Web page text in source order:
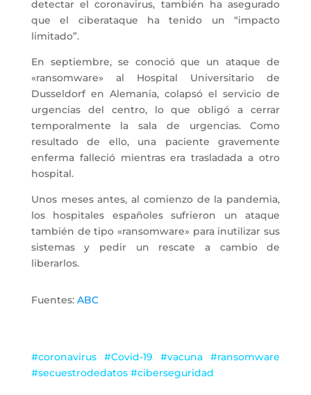
detectar el coronavirus, también ha asegurado
que el ciberataque ha tenido un “impacto
limitado”.
En septiembre, se conoció que un ataque de
«ransomware» al Hospital Universitario de
Dusseldorf en Alemania, colapsó el servicio de
urgencias del centro, lo que obligó a cerrar
temporalmente la sala de urgencias. Como
resultado de ello, una paciente gravemente
enferma falleció mientras era trasladada a otro
hospital.
Unos meses antes, al comienzo de la pandemia,
los hospitales españoles sufrieron un ataque
también de tipo «ransomware» para inutilizar sus
sistemas y pedir un rescate a cambio de
liberarlos.
Fuentes: ABC
#coronavirus #Covid-19 #vacuna #ransomware
#secuestrodedatos #ciberseguridad